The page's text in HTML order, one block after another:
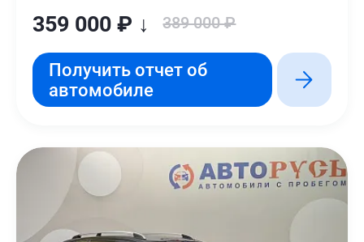
359 000 ₽ ↓ 389 000 ₽
Получить отчет об
автомобиле